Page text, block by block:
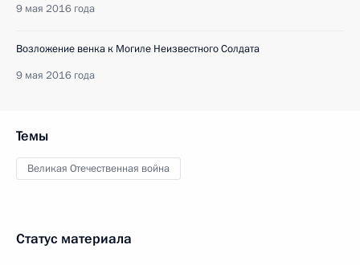
9 мая 2016 года
Возложение венка к Могиле Неизвестного Солдата
9 мая 2016 года
Темы
Великая Отечественная война
Статус материала